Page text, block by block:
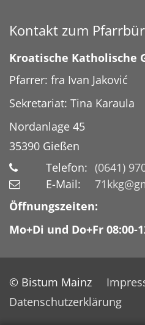
Kontakt zum
Kroatische Katholische
Pfarrer: fra Ivan Jaković
Sekretariat: Tina Karaula
Nordanlage 45
35390 Gießen
Telefon: (0641)
E-Mail:
Öffnungszeiten:
Mo+Di und Do+Fr 08:00-
© Bistum Mainz
Datenschutzerklärung